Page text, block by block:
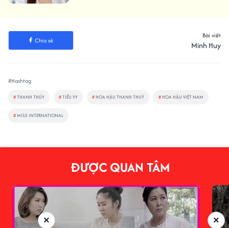
Chia sẻ
Bài viết
Minh Huy
#Hashtag
#THANH THỦY #TIỂU VY # HOA HẬU THANH THUỶ # HOA HẬU VIỆT NAM
# MISS INTERNATIONAL
ĐƯỢC QUAN TÂM
×
×